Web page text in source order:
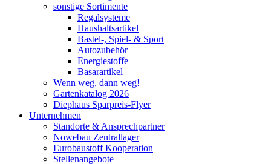
sonstige Sortimente
Regalsysteme
Haushaltsartikel
Bastel-, Spiel- & Sport
Autozubehör
Energiestoffe
Basarartikel
Wenn weg, dann weg!
Gartenkatalog 2026
Diephaus Sparpreis-Flyer
Unternehmen
Standorte & Ansprechpartner
Nowebau Zentrallager
Eurobaustoff Kooperation
Stellenangebote